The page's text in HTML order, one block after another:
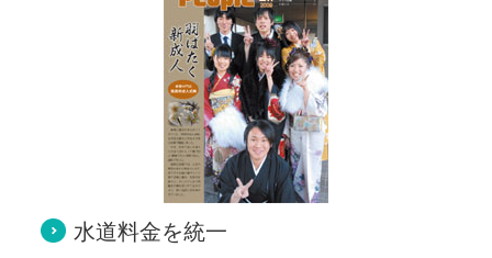
水道料金を統一